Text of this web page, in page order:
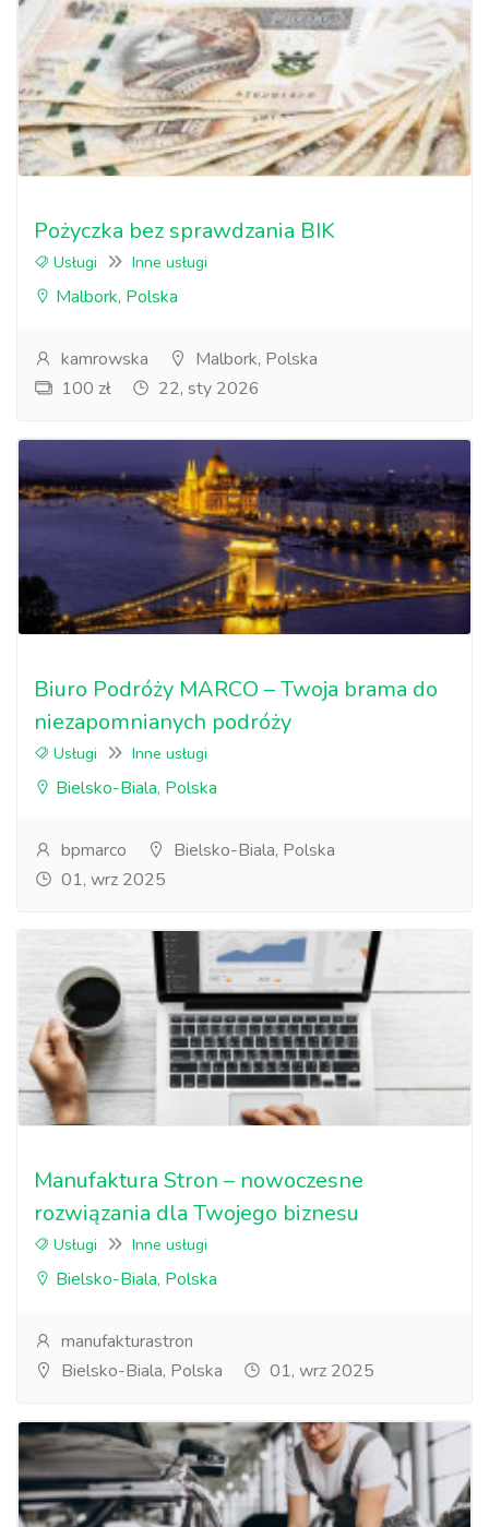
Pożyczka bez sprawdzania BIK
Usługi Inne usługi
Malbork, Polska
kamrowska
Malbork, Polska
100 zł
22, sty 2026
Biuro Podróży MARCO – Twoja brama do
niezapomnianych podróży
Usługi Inne usługi
Bielsko-Biala, Polska
bpmarco
Bielsko-Biala, Polska
01, wrz 2025
Manufaktura Stron – nowoczesne
rozwiązania dla Twojego biznesu
Usługi Inne usługi
Bielsko-Biala, Polska
manufakturastron
Bielsko-Biala, Polska
01, wrz 2025